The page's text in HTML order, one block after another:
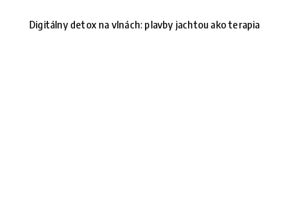
Digitálny detox na vlnách: plavby jachtou ako terapia